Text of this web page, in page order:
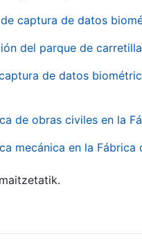
captura de datos
del parque de
de datos
de obras civiles en la
mecánica en la Fábrica